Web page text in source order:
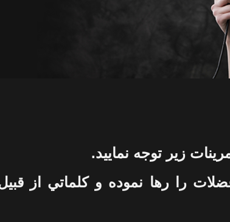
زير توجه نماييد.
را رها نموده و کلماتي از